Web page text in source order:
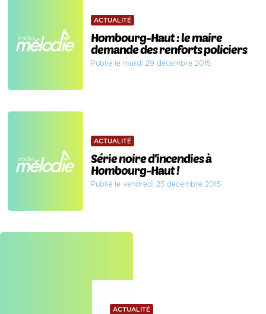
ACTUALITÉ
Hombourg-Haut : le maire
demande des renforts policiers
Publié le mardi 29 décembre 2015
ACTUALITÉ
Série noire d'incendies à
Hombourg-Haut !
Publié le vendredi 25 décembre 2015
ACTUALITÉ